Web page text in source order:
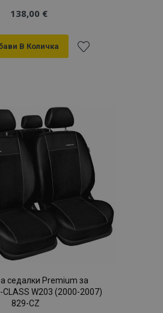
138,00 €
В Количка
Списък
с
желани
продукти
седалки Premium за
CLASS W203 (2000-2007)
829-CZ